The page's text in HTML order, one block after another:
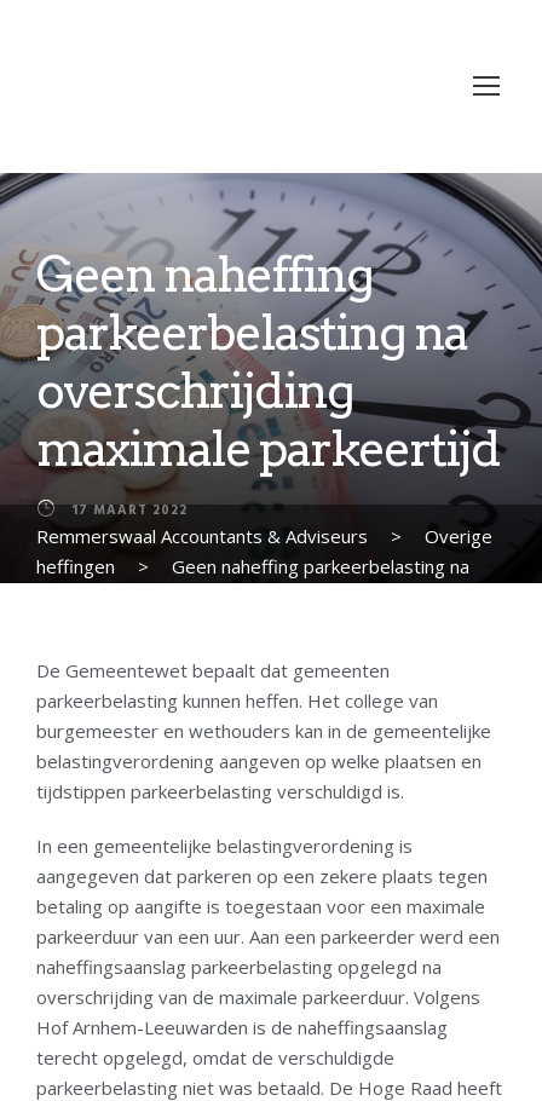
Geen naheffing
parkeerbelasting na
overschrijding
maximale parkeertijd
17 MAART 2022
Remmerswaal Accountants & Adviseurs >
Overige
heffingen
>
Geen naheffing parkeerbelasting na
De Gemeentewet bepaalt dat gemeenten
parkeerbelasting kunnen heffen. Het college van
burgemeester en wethouders kan in de gemeentelijke
belastingverordening aangeven op welke plaatsen en
tijdstippen parkeerbelasting verschuldigd is.
In een gemeentelijke belastingverordening is
aangegeven dat parkeren op een zekere plaats tegen
betaling op aangifte is toegestaan voor een maximale
parkeerduur van een uur. Aan een parkeerder werd een
naheffingsaanslag parkeerbelasting opgelegd na
overschrijding van de maximale parkeerduur. Volgens
Hof Arnhem-Leeuwarden is de naheffingsaanslag
terecht opgelegd, omdat de verschuldigde
parkeerbelasting niet was betaald. De Hoge Raad heeft